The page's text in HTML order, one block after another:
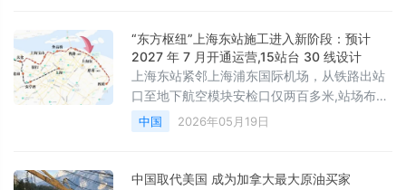
“东方枢纽”上海东站施工进入新阶段：预计
2027 年 7 月开通运营,15站台 30 线设计
上海东站紧邻上海浦东国际机场，从铁路出站
口至地下航空模块安检口仅两百多米,站场布置
为 15 台 30 线，采用“地上三层、地下三层”的
立体布局，
中国 2026年05月19日
中国取代美国 成为加拿大最大原油买家